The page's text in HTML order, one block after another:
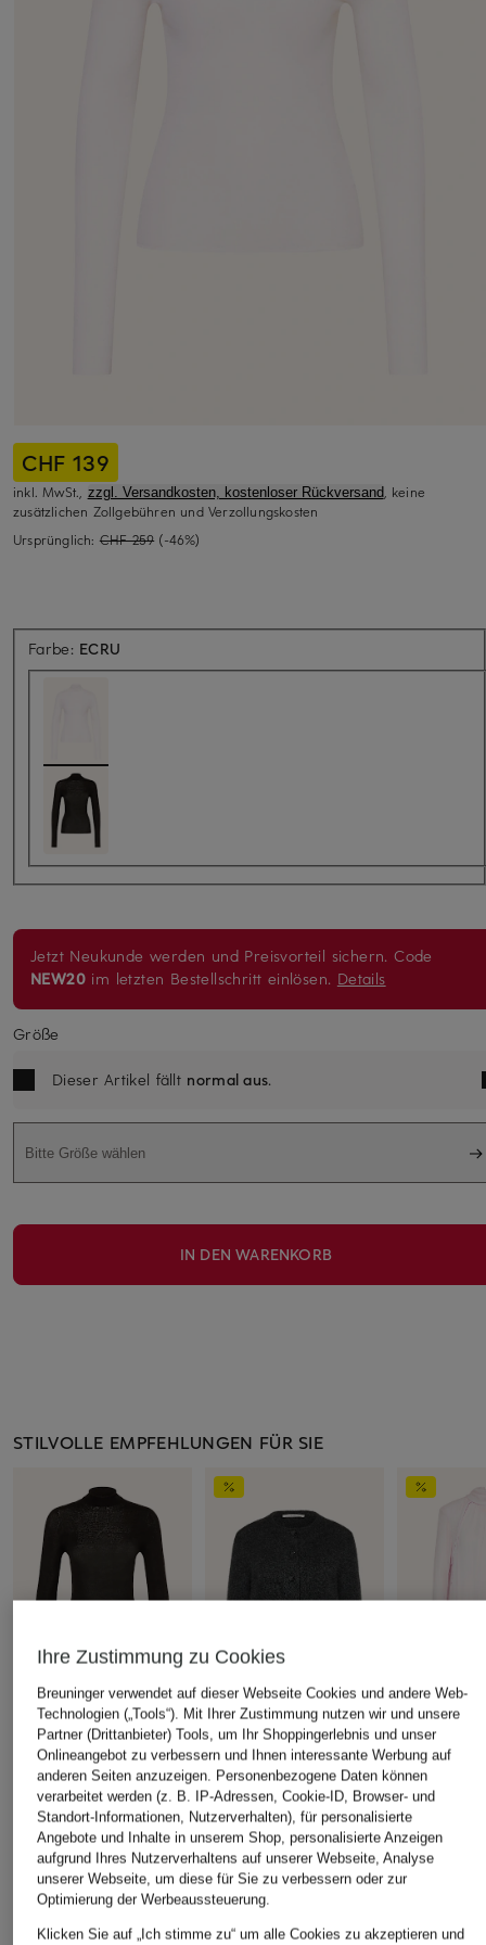
CHF 139
inkl. MwSt., zzgl. Versandkosten, kostenloser Rückversand, keine
zusätzlichen Zollgebühren und Verzollungskosten
Ursprünglich: CHF 259 (-46%)
Farbe: ECRU
Jetzt Neukunde werden und Preisvorteil sichern. Code
NEW20 im letzten Bestellschritt einlösen. Details
Größe
Dieser Artikel fällt normal aus.
Bitte Größe wählen
IN DEN WARENKORB
STILVOLLE EMPFEHLUNGEN FÜR SIE
DOROTHEE
SCHUMACHER
Rollkragenpullover
URBAN MERINO
CHF 299
DOROTHEE
SCHUMACHER
Strickjacke FLUFFY
STATEMENTS mit
Cashmere
CHF 399
Ursprünglich:
DOROTHEE
TWIST
CHF 229
Ursprünglich:
Ihre Zustimmung zu Cookies
Breuninger verwendet auf dieser Webseite Cookies und andere Web-
Technologien („Tools“). Mit Ihrer Zustimmung nutzen wir und unsere
Partner (Drittanbieter) Tools, um Ihr Shoppingerlebnis und unser
Onlineangebot zu verbessern und Ihnen interessante Werbung auf
anderen Seiten anzuzeigen. Personenbezogene Daten können
verarbeitet werden (z. B. IP-Adressen, Cookie-ID, Browser- und
Standort-Informationen, Nutzerverhalten), für personalisierte
Angebote und Inhalte in unserem Shop, personalisierte Anzeigen
aufgrund Ihres Nutzerverhaltens auf unserer Webseite, Analyse
unserer Webseite, um diese für Sie zu verbessern oder zur
Optimierung der Werbeaussteuerung.
Klicken Sie auf „Ich stimme zu“ um alle Cookies zu akzeptieren und